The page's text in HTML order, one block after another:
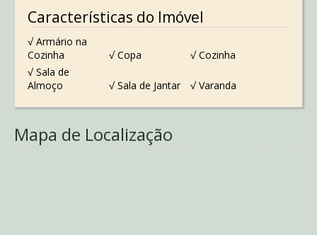
Características do Imóvel
√ Armário na
Cozinha
√ Copa
√ Cozinha
√ Sala de
Almoço
√ Sala de Jantar √ Varanda
Mapa de Localização